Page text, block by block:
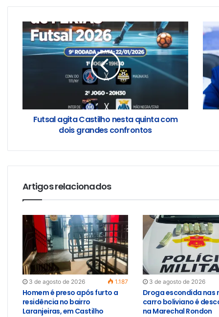
Futsal agita Castilho nesta quinta com
dois grandes confrontos
Artigos relacionados
3 de agosto de 2026 1.187
Homem é preso após furto a
residência no bairro
Laranjeiras, em Castilho
3 de agosto de 2026
Droga escondida nas
carro boliviano é
na Marechal Rondon